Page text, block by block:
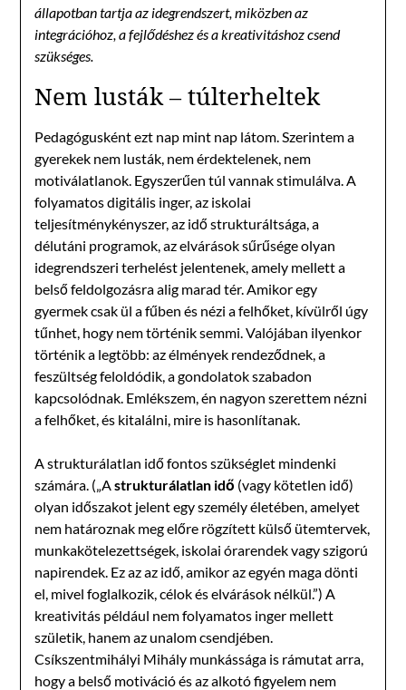
állapotban tartja az idegrendszert, miközben az
integrációhoz, a fejlődéshez és a kreativitáshoz csend
szükséges.
Nem lusták – túlterheltek
Pedagógusként ezt nap mint nap látom. Szerintem a
gyerekek nem lusták, nem érdektelenek, nem
motiválatlanok. Egyszerűen túl vannak stimulálva. A
folyamatos digitális inger, az iskolai
teljesítménykényszer, az idő strukturáltsága, a
délutáni programok, az elvárások sűrűsége olyan
idegrendszeri terhelést jelentenek, amely mellett a
belső feldolgozásra alig marad tér. Amikor egy
gyermek csak ül a fűben és nézi a felhőket, kívülről úgy
tűnhet, hogy nem történik semmi. Valójában ilyenkor
történik a legtöbb: az élmények rendeződnek, a
feszültség feloldódik, a gondolatok szabadon
kapcsolódnak. Emlékszem, én nagyon szerettem nézni
a felhőket, és kitalálni, mire is hasonlítanak.
A strukturálatlan idő fontos szükséglet mindenki
számára. („Astrukturálatlan idő (vagy kötetlen idő)
olyan időszakot jelent egy személy életében, amelyet
nem határoznak meg előre rögzített külső ütemtervek,
munkakötelezettségek, iskolai órarendek vagy szigorú
napirendek. Ez az az idő, amikor az egyén maga dönti
el, mivel foglalkozik, célok és elvárások nélkül.”) A
kreativitás például nem folyamatos inger mellett
születik, hanem az unalom csendjében.
Csíkszentmihályi Mihály munkássága is rámutat arra,
hogy a belső motiváció és az alkotó figyelem nem